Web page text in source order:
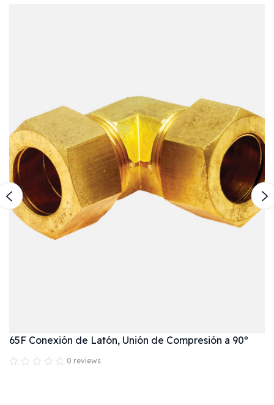
65F Conexión de Latón, Unión de Compresión a 90º
0 reviews